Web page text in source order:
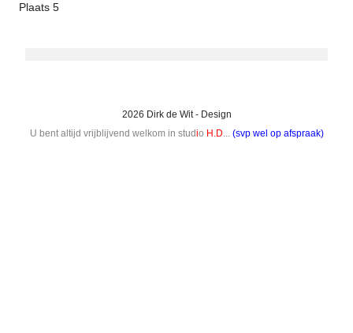
Plaats 5
2026 Dirk de Wit - Design
U bent altijd vrijblijvend welkom in studio H.D... (svp wel op afspraak)